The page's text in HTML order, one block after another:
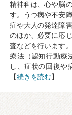
精神科は、心や脳
す。うつ病や不安
症や大人の発達障
のほか、必要に応
査などを行います
療法（認知行動療
し、症状の回復や
【続きを読む】